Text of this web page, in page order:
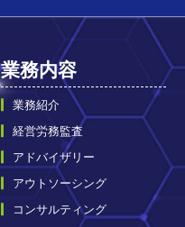
業務内容
業務紹介
経営労務監査
アドバイザリー
アウトソーシング
コンサルティング